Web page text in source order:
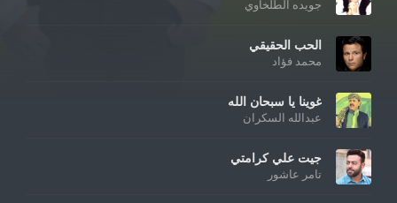
جويده الطلخاوي
الحب الحقيقي
محمد فؤاد
غوينا يا سبحان الله
عبدالله السكران
جيت علي كرامتي
تامر عاشور